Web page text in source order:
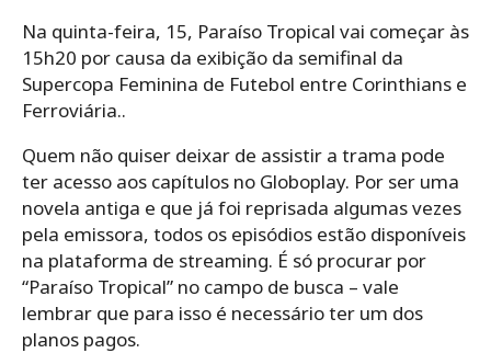
Na quinta-feira, 15, Paraíso Tropical vai começar às
15h20 por causa da exibição da semifinal da
Supercopa Feminina de Futebol entre Corinthians e
Ferroviária..
Quem não quiser deixar de assistir a trama pode
ter acesso aos capítulos no Globoplay. Por ser uma
novela antiga e que já foi reprisada algumas vezes
pela emissora, todos os episódios estão disponíveis
na plataforma de streaming. É só procurar por
“Paraíso Tropical” no campo de busca – vale
lembrar que para isso é necessário ter um dos
planos pagos.